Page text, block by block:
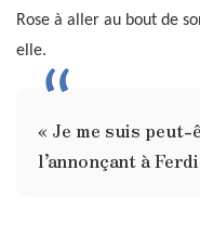
Rose à aller au bout de
elle.
« Je me suis
l’annonçant à